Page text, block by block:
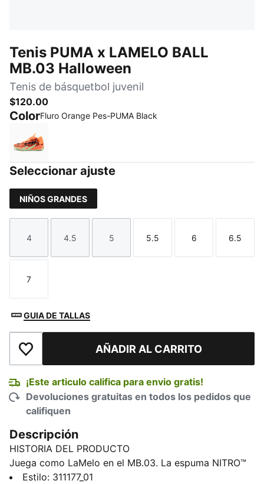
Tenis PUMA x LAMELO BALL
MB.03 Halloween
Tenis de básquetbol juvenil
$120.00
ColorFluro Orange Pes-PUMA Black
Fluro Orange Pes-PUMA Black
Seleccionar ajuste
NIÑOS GRANDES
Talla
4
Talla
4.5
Talla
5
Talla
5.5
Talla
6
Talla
6.5
Talla
7
GUIA DE TALLAS
Añadir a la lista de deseosAÑADIR AL CARRITO
¡Este articulo califica para envio gratis!
Devoluciones gratuitas en todos los pedidos que
califiquen
Descripción
HISTORIA DEL PRODUCTO
Juega como LaMelo en el MB.03. La espuma NITRO™
te eleva por las nubes, mientras que la tracción te
Estilo: 311177_01